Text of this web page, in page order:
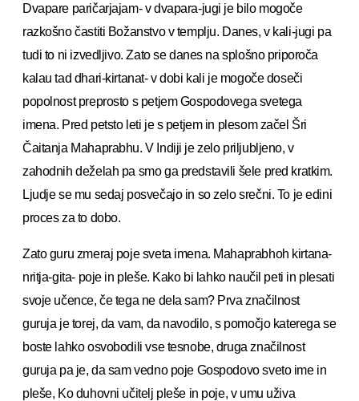
Dvapare paričarjajam- v dvapara-jugi je bilo mogoče
razkošno častiti Božanstvo v templju. Danes, v kali-jugi pa
tudi to ni izvedljivo. Zato se danes na splošno priporoča
kalau tad dhari-kirtanat- v dobi kali je mogoče doseči
popolnost preprosto s petjem Gospodovega svetega
imena. Pred petsto leti je s petjem in plesom začel Šri
Čaitanja Mahaprabhu. V Indiji je zelo priljubljeno, v
zahodnih deželah pa smo ga predstavili šele pred kratkim.
Ljudje se mu sedaj posvečajo in so zelo srečni. To je edini
proces za to dobo.
Zato guru zmeraj poje sveta imena. Mahaprabhoh kirtana-
nritja-gita- poje in pleše. Kako bi lahko naučil peti in plesati
svoje učence, če tega ne dela sam? Prva značilnost
guruja je torej, da vam, da navodilo, s pomočjo katerega se
boste lahko osvobodili vse tesnobe, druga značilnost
guruja pa je, da sam vedno poje Gospodovo sveto ime in
pleše, Ko duhovni učitelj pleše in poje, v umu uživa